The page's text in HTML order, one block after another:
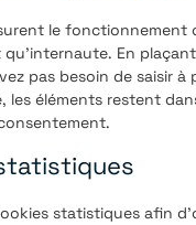
le
En
pas besoin de saisir
les éléments restent
statistiques afin